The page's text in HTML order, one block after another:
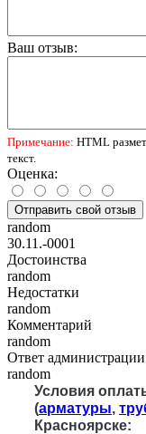
Ваш отзыв:
Примечание: HTML
текст.
Оценка:
Отправить свой отзыв
random
30.11.-0001
Достоинства
random
Недостатки
random
Комментарий
random
Ответ
random
Условия
(арматуры,
Красноярске: